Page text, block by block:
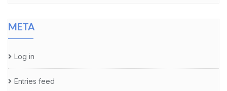
META
Log in
Entries feed